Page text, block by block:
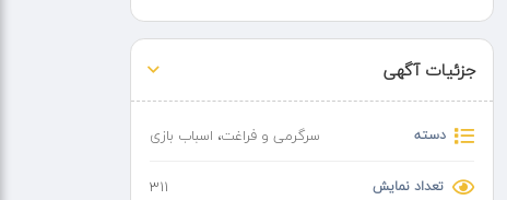
جزئیات آگهی
دسته سرگرمی و فراغت، اسباب بازی
تعداد نمایش 311